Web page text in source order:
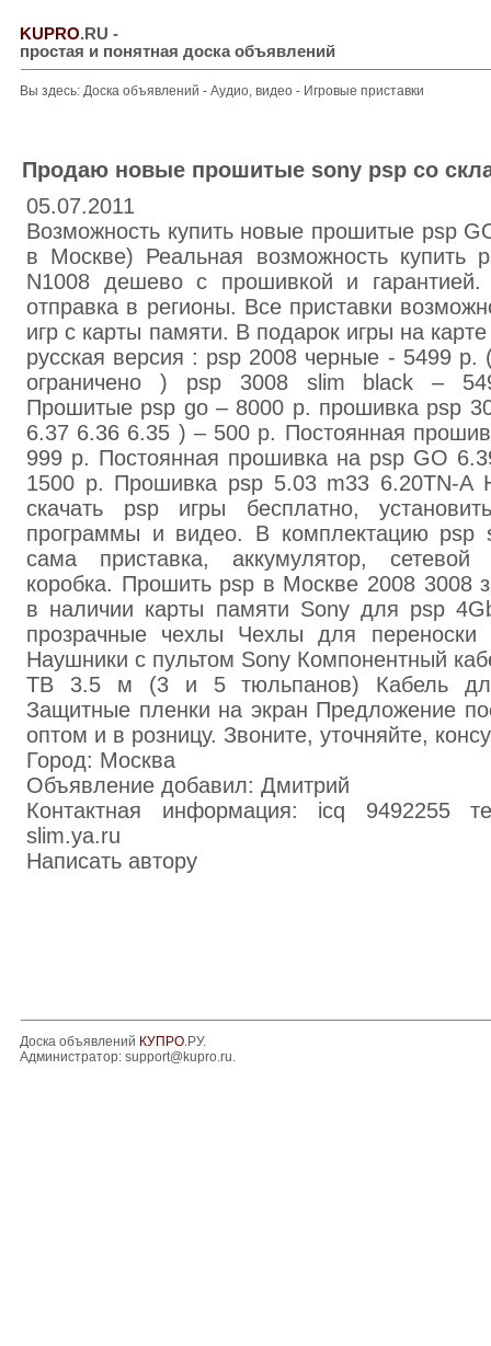
KUPRO.RU -
простая и понятная доска объявлений
Вы здесь: Доска объявлений - Аудио, видео - Игровые приставки
Продаю новые прошитые sony psp со
05.07.2011
Возможность купить новые прошитые psp
в Москве) Реальная возможность купить
N1008 дешево с прошивкой и
отправка в регионы. Все приставки
игр с карты памяти. В подарок игры на
русская версия : psp 2008 черные - 5499
ограничено ) psp 3008 slim black –
Прошитые psp go – 8000 р. прошивка psp
6.37 6.36 6.35 ) – 500 р. Постоянная
999 р. Постоянная прошивка на psp GO
1500 р. Прошивка psp 5.03 m33 6.20TN-A
скачать psp игры бесплатно,
программы и видео. В комплектацию psp
сама приставка, аккумулятор, сетевой
коробка. Прошить psp в Москве 2008 3008
в наличии карты памяти Sony для psp
прозрачные чехлы Чехлы для переноски
Наушники с пультом Sony Компонентный
ТВ 3.5 м (3 и 5 тюльпанов) Кабель
Защитные пленки на экран Предложение
оптом и в розницу. Звоните, уточняйте,
Город: Москва
Объявление добавил: Дмитрий
Контактная информация: icq 9492255
slim.ya.ru
Написать автору
Доска объявлений КУПРО.РУ.
Администратор: support@kupro.ru.